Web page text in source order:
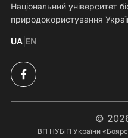
Національний університет
природокористування
UA EN
©
ВП НУБіП України